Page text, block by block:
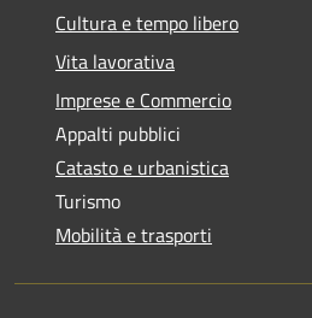
Cultura e tempo libero
Vita lavorativa
Imprese e Commercio
Appalti pubblici
Catasto e urbanistica
Turismo
Mobilità e trasporti